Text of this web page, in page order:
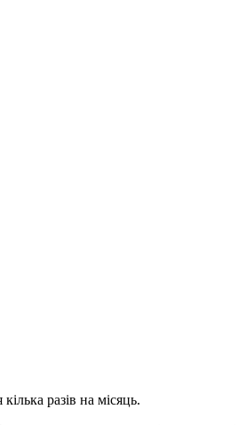
разів на місяць.